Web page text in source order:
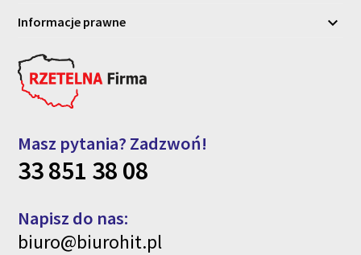
Informacje prawne 
Masz pytania? Zadzwoń!
33 851 38 08
Napisz do nas:
biuro@biurohit.pl